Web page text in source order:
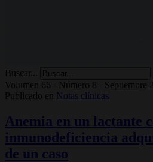
Buscar...
Volumen 66 - Número 8 - Septiembre
Publicado en
Notas clínicas
Anemia en un lactante
inmunodeficiencia
de un caso